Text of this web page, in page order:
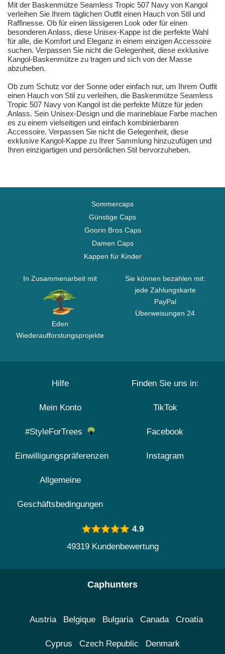
Mit der Baskenmütze Seamless Tropic 507 Navy von Kangol
verleihen Sie Ihrem täglichen Outfit einen Hauch von Stil und
Raffinesse. Ob für einen lässigeren Look oder für einen
besonderen Anlass, diese Unisex-Kappe ist die perfekte Wahl
für alle, die Komfort und Eleganz in einem einzigen Accessoire
suchen. Verpassen Sie nicht die Gelegenheit, diese exklusive
Kangol-Baskenmütze zu tragen und sich von der Masse
abzuheben.
Ob zum Schutz vor der Sonne oder einfach nur, um Ihrem Outfit
einen Hauch von Stil zu verleihen, die Baskenmütze Seamless
Tropic 507 Navy von Kangol ist die perfekte Mütze für jeden
Anlass. Sein Unisex-Design und die marineblaue Farbe machen
es zu einem vielseitigen und einfach kombinierbaren
Accessoire. Verpassen Sie nicht die Gelegenheit, diese
exklusive Kangol-Kappe zu Ihrer Sammlung hinzuzufügen und
Ihren einzigartigen und persönlichen Stil hervorzuheben.
Sommercaps
Günstige Caps
Goorin Bros Caps
Damen Caps
Kappen für Kinder
In Zusammenarbeit mit
Eden
Wiederaufforstungsprojekte
Sie können bezahlen mit:
jede Zahlungskarte
PayPal
Überweisungen 24
Hilfe
Mein Konto
#StyleForTrees
Einwilligungspräferenzen
Allgemeine
Geschäftsbedingungen
Finden Sie uns in:
TikTok
Facebook
Instagram
4.9
49319 Kundenbewertung
Caphunters
Austria Belgique Bulgaria Canada Croatia
Cyprus Czech Republic Denmark